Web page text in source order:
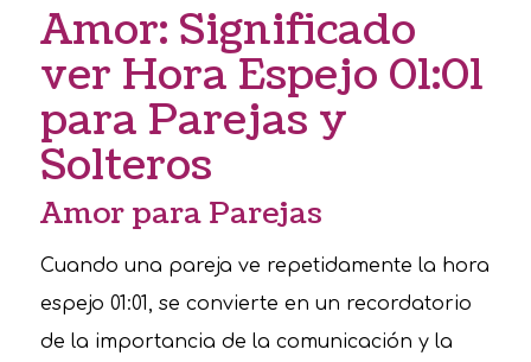
Amor: Significado
ver Hora Espejo 01:01
para Parejas y
Solteros
Amor para Parejas
Cuando una pareja ve repetidamente la hora
espejo 01:01, se convierte en un recordatorio
de la importancia de la comunicación y la